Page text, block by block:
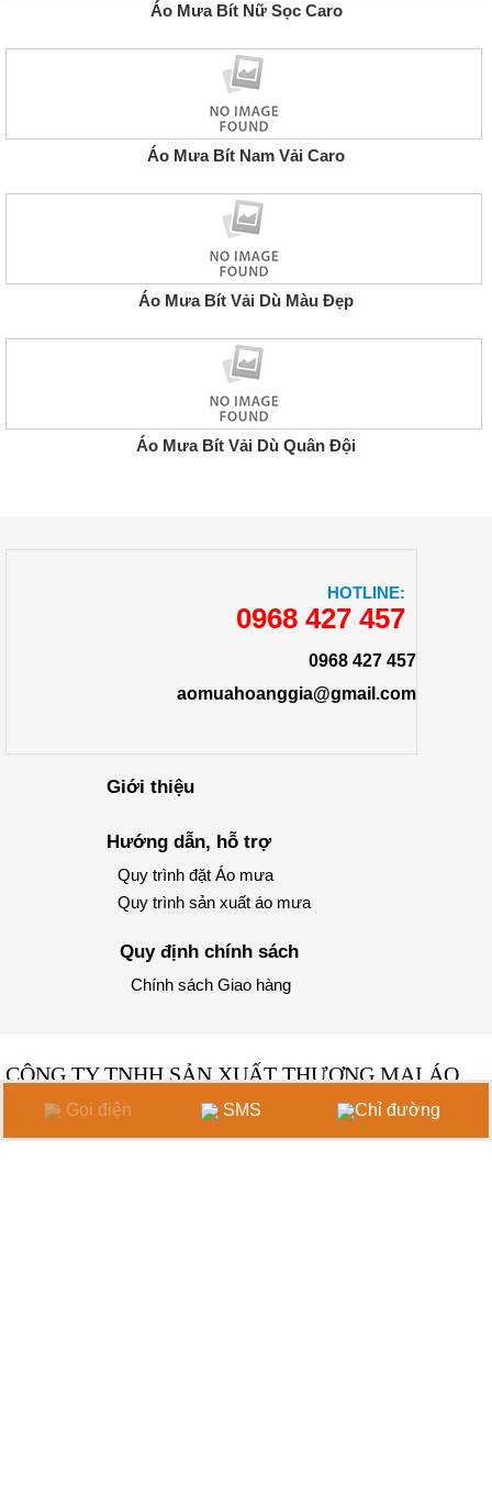
Áo Mưa Bít Nữ Sọc Caro
Áo Mưa Bít Nam Vải Caro
Áo Mưa Bít Vải Dù Màu Đẹp
Áo Mưa Bít Vải Dù Quân Đội
HOTLINE:
0968 427 457
0968 427 457
aomuahoanggia@gmail.com
Giới thiệu
Hướng dẫn, hỗ trợ
Quy trình đặt Áo mưa
Quy trình sản xuất áo mưa
Quy định chính sách
Chính sách Giao hàng
CÔNG TY TNHH SẢN XUẤT THƯƠNG MẠI ÁO
MƯA HOÀNG GIA
Xưởng Sản xuất 1:20 Đường TCH07, P. Tân Chánh Hiệp,
Gọi điện SMS Chỉ đường